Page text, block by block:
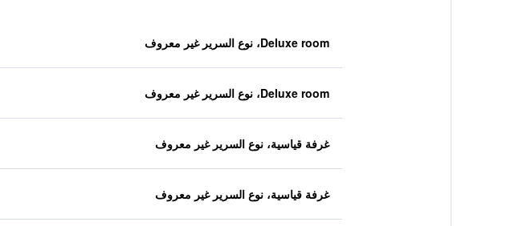
Deluxe room، نوع السرير غير معروف
Deluxe room، نوع السرير غير معروف
غرفة قياسية، نوع السرير غير معروف
غرفة قياسية، نوع السرير غير معروف